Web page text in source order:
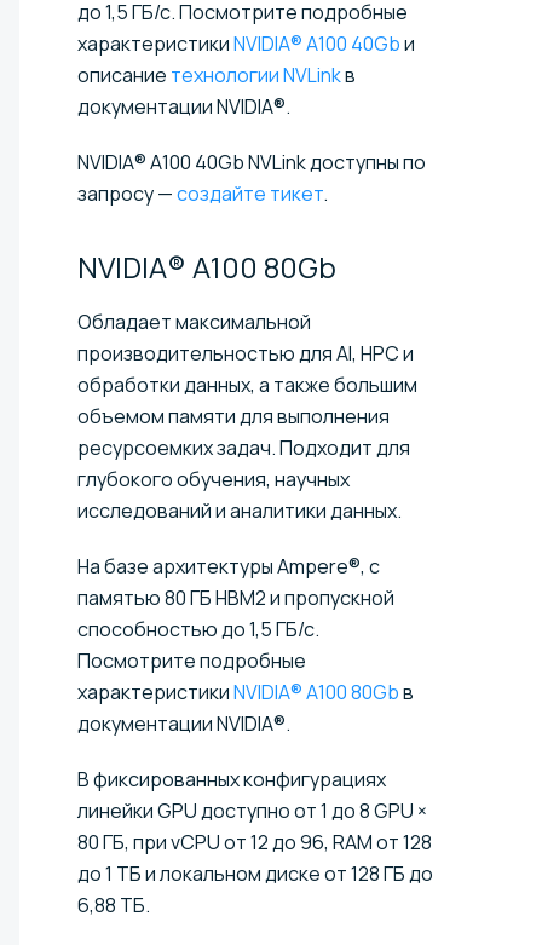
до 1,5 ГБ/с. Посмотрите подробные
характеристикиNVIDIA® A100 40Gbи
описание технологии NVLinkв
документации NVIDIA®.
NVIDIA® A100 40Gb NVLink доступны по
запросу —создайте тикет.
NVIDIA® A100 80Gb
Обладает максимальной
производительностью для AI, HPC и
обработки данных, а также большим
объемом памяти для выполнения
ресурсоемких задач. Подходит для
глубокого обучения, научных
исследований и аналитики данных.
На базе архитектуры Ampere®, с
памятью 80 ГБ HBM2 и пропускной
способностью до 1,5 ГБ/с.
Посмотрите подробные
характеристикиNVIDIA® A100 80Gbв
документации NVIDIA®.
В фиксированных конфигурациях
линейки GPU доступно от 1 до 8 GPU ×
80 ГБ, при vCPU от 12 до 96, RAM от 128
до 1 ТБ и локальном диске от 128 ГБ до
6,88 ТБ.